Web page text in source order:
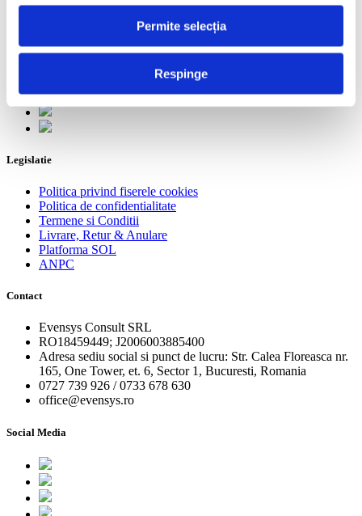
Permite selecția
Respinge
Legislatie
Politica privind fiserele cookies
Politica de confidentialitate
Termene si Conditii
Livrare, Retur & Anulare
Platforma SOL
ANPC
Contact
Evensys Consult SRL
RO18459449; J2006003885400
Adresa sediu social si punct de lucru: Str. Calea Floreasca nr.
165, One Tower, et. 6, Sector 1, Bucuresti, Romania
0727 739 926 / 0733 678 630
office@evensys.ro
Social Media